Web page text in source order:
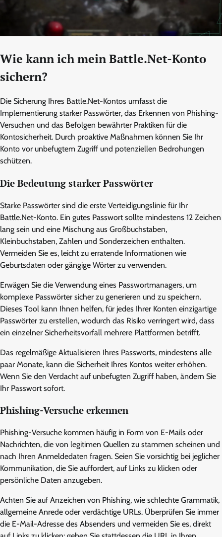
Wie kann ich mein Battle.Net-Konto
sichern?
Die Sicherung Ihres Battle.Net-Kontos umfasst die
Implementierung starker Passwörter, das Erkennen von Phishing-
Versuchen und das Befolgen bewährter Praktiken für die
Kontosicherheit. Durch proaktive Maßnahmen können Sie Ihr
Konto vor unbefugtem Zugriff und potenziellen Bedrohungen
schützen.
Die Bedeutung starker Passwörter
Starke Passwörter sind die erste Verteidigungslinie für Ihr
Battle.Net-Konto. Ein gutes Passwort sollte mindestens 12 Zeichen
lang sein und eine Mischung aus Großbuchstaben,
Kleinbuchstaben, Zahlen und Sonderzeichen enthalten.
Vermeiden Sie es, leicht zu erratende Informationen wie
Geburtsdaten oder gängige Wörter zu verwenden.
Erwägen Sie die Verwendung eines Passwortmanagers, um
komplexe Passwörter sicher zu generieren und zu speichern.
Dieses Tool kann Ihnen helfen, für jedes Ihrer Konten einzigartige
Passwörter zu erstellen, wodurch das Risiko verringert wird, dass
ein einzelner Sicherheitsvorfall mehrere Plattformen betrifft.
Das regelmäßige Aktualisieren Ihres Passworts, mindestens alle
paar Monate, kann die Sicherheit Ihres Kontos weiter erhöhen.
Wenn Sie den Verdacht auf unbefugten Zugriff haben, ändern Sie
Ihr Passwort sofort.
Phishing-Versuche erkennen
Phishing-Versuche kommen häufig in Form von E-Mails oder
Nachrichten, die von legitimen Quellen zu stammen scheinen und
nach Ihren Anmeldedaten fragen. Seien Sie vorsichtig bei jeglicher
Kommunikation, die Sie auffordert, auf Links zu klicken oder
persönliche Daten anzugeben.
Achten Sie auf Anzeichen von Phishing, wie schlechte Grammatik,
allgemeine Anrede oder verdächtige URLs. Überprüfen Sie immer
die E-Mail-Adresse des Absenders und vermeiden Sie es, direkt